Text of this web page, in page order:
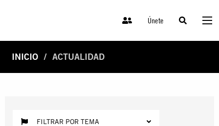
Únete
INICIO ACTUALIDAD
FILTRAR POR TEMA